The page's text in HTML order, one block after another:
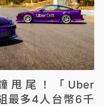
甩尾！「Uber
多4人台幣6千